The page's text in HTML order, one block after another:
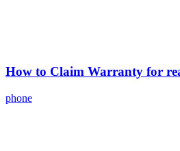
How to Claim Warranty for
phone